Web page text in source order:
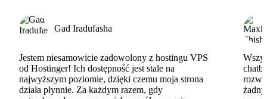
Gad Iradufasha
Jestem niesamowicie zadowolony z hostingu VPS
od Hostinger! Ich dostępność jest stale na
najwyższym poziomie, dzięki czemu moja strona
działa płynnie. Za każdym razem, gdy